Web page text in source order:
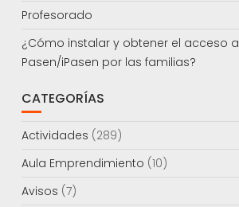
Profesorado
¿Cómo instalar y obtener el acceso a
Pasen/iPasen por las familias?
CATEGORÍAS
Actividades (289)
Aula Emprendimiento (10)
Avisos (7)